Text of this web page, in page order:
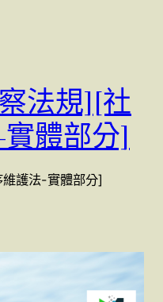
法規][社
體部分]
護法-實體部分]